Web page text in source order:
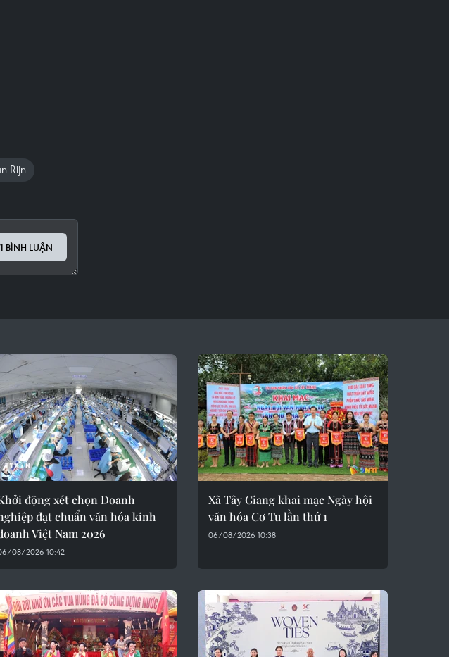
Rijn
BÌNH LUẬN
động xét chọn Doanh
đạt chuẩn văn hóa kinh
Việt Nam 2026
08/2026 10:42
Xã Tây Giang khai mạc Ngày hội
văn hóa Cơ Tu lần thứ 1
06/08/2026 10:38